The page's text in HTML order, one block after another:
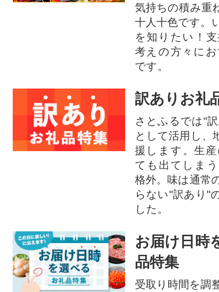
気持ちの積み重
十人十色です。
を知りたい！
考えの方々に
です。
訳ありお礼
さとふるでは"
として活用し、
援します。⽣
ても出てしま
格外。味は通常
らない"訳あり"
した。
お届け日時
品特集
受取り時間を調